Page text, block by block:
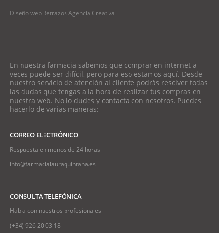
Diseño web Retrazos Agencia Creativa
En nuestra farmacia sabemos que comprar en internet a
veces puede ser difícil, pero para eso estamos aquí. Desde
nuestro servicio de atención al cliente podrás resolver todas
las dudas que tengas a la hora de realizar tus compras en
nuestra web. No lo dudes y contacta con nosotros. Puedes
hacerlo de varias maneras:
CORREO ELECTRÓNICO
Respuesta en menos de 24 horas
info@farmacialauraquintana.es
CONSULTA TELEFÓNICA
Habla con nuestros profesionales
(+34) 926 20 03 18